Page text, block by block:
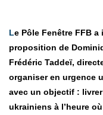
Le Pôle Fenêtre FFB a immédiatement dit “oui” à la
proposition de
Frédéric Taddeï,
organiser en urgence
avec un objectif :
ukrainiens à l’heure